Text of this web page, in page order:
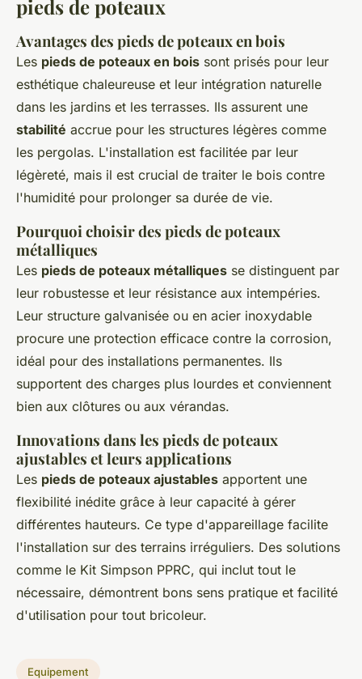
pieds de poteaux
Avantages des pieds de poteaux en bois
Les pieds de poteaux en bois sont prisés pour leur
esthétique chaleureuse et leur intégration naturelle
dans les jardins et les terrasses. Ils assurent une
stabilité accrue pour les structures légères comme
les pergolas. L'installation est facilitée par leur
légèreté, mais il est crucial de traiter le bois contre
l'humidité pour prolonger sa durée de vie.
Pourquoi choisir des pieds de poteaux
métalliques
Les pieds de poteaux métalliques se distinguent par
leur robustesse et leur résistance aux intempéries.
Leur structure galvanisée ou en acier inoxydable
procure une protection efficace contre la corrosion,
idéal pour des installations permanentes. Ils
supportent des charges plus lourdes et conviennent
bien aux clôtures ou aux vérandas.
Innovations dans les pieds de poteaux
ajustables et leurs applications
Les pieds de poteaux ajustables apportent une
flexibilité inédite grâce à leur capacité à gérer
différentes hauteurs. Ce type d'appareillage facilite
l'installation sur des terrains irréguliers. Des solutions
comme le Kit Simpson PPRC, qui inclut tout le
nécessaire, démontrent bons sens pratique et facilité
d'utilisation pour tout bricoleur.
Equipement